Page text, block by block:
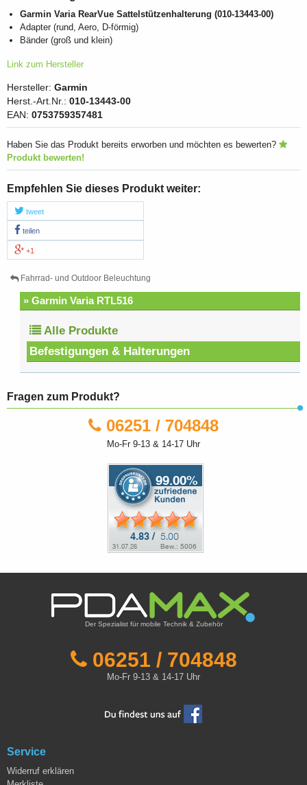
Garmin Varia RearVue Sattelstützenhalterung (010-13443-00)
Adapter (rund, Aero, D-förmig)
Bänder (groß und klein)
Link zum Hersteller
Hersteller: Garmin
Herst.-Art.Nr.: 010-13443-00
EAN: 0753759357481
Haben Sie das Produkt bereits erworben und möchten es bewerten?
Produkt bewerten!
Empfehlen Sie dieses Produkt weiter:
tweet
teilen
+1
Fahrrad- und Outdoor Beleuchtung
» Garmin Varia RTL516
Alle Produkte
Befestigungen & Halterungen
Fragen zum Produkt?
06251 / 704848
Mo-Fr 9-13 & 14-17 Uhr
Der Spezialist für mobile Technik & Zubehör
06251 / 704848
Mo-Fr 9-13 & 14-17 Uhr
Service
Widerruf erklären